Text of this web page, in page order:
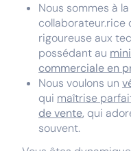
Nous sommes à
collaborateur.rice
rigoureuse aux
possédant au
commerciale en
Nous voulons un
qui maîtrise
de vente, qui
souvent.